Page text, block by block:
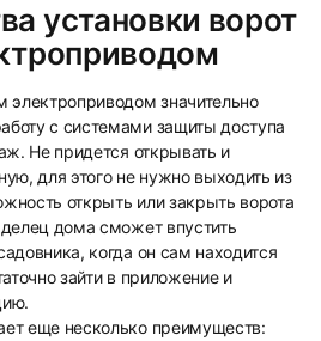
установки ворот
электроприводом значительно
с системами защиты доступа
Не придется открывать и
для этого не нужно выходить из
открыть или закрыть ворота
дома сможет впустить
когда он сам находится
зайти в приложение и
еще несколько преимуществ: